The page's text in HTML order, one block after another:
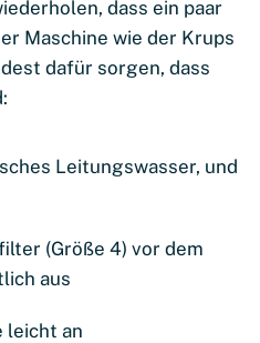
dass ein paar
Maschine wie der Krups
dafür sorgen, dass
Leitungswasser, und
(Größe 4) vor dem
aus
leicht an